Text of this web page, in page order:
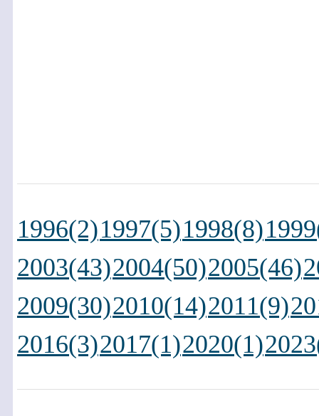
1996(2)1997(5)1998(8)
2003(43)2004(50)2005(46)
2009(30)2010(14)2011(9)
2016(3)2017(1)2020(1)